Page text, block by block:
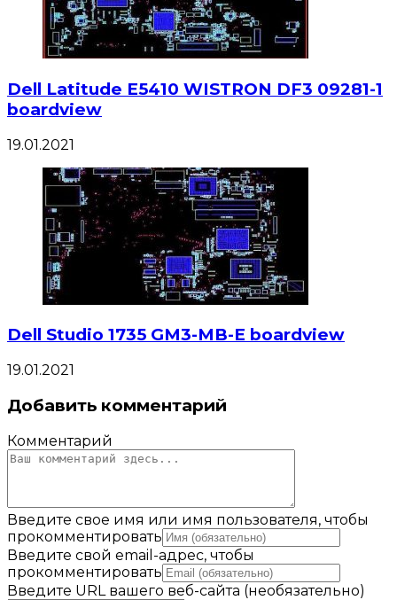
Dell Latitude E5410 WISTRON DF3 09281-1
boardview
19.01.2021
Dell Studio 1735 GM3-MB-E boardview
19.01.2021
Добавить комментарий
Комментарий
Введите свое имя или имя пользователя, чтобы
прокомментировать
Введите свой email-адрес, чтобы
прокомментировать
Введите URL вашего веб-сайта (необязательно)